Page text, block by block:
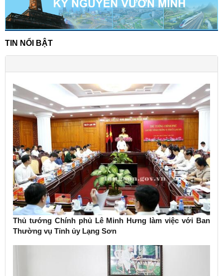
TIN NỔI BẬT
Thủ tướng Chính phủ Lê Minh Hưng làm việc với Ban
Thường vụ Tỉnh ủy Lạng Sơn